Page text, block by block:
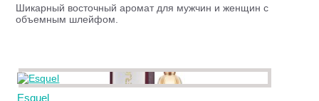
Шикарный восточный аромат для мужчин и женщин с
объемным шлейфом.
Esquel